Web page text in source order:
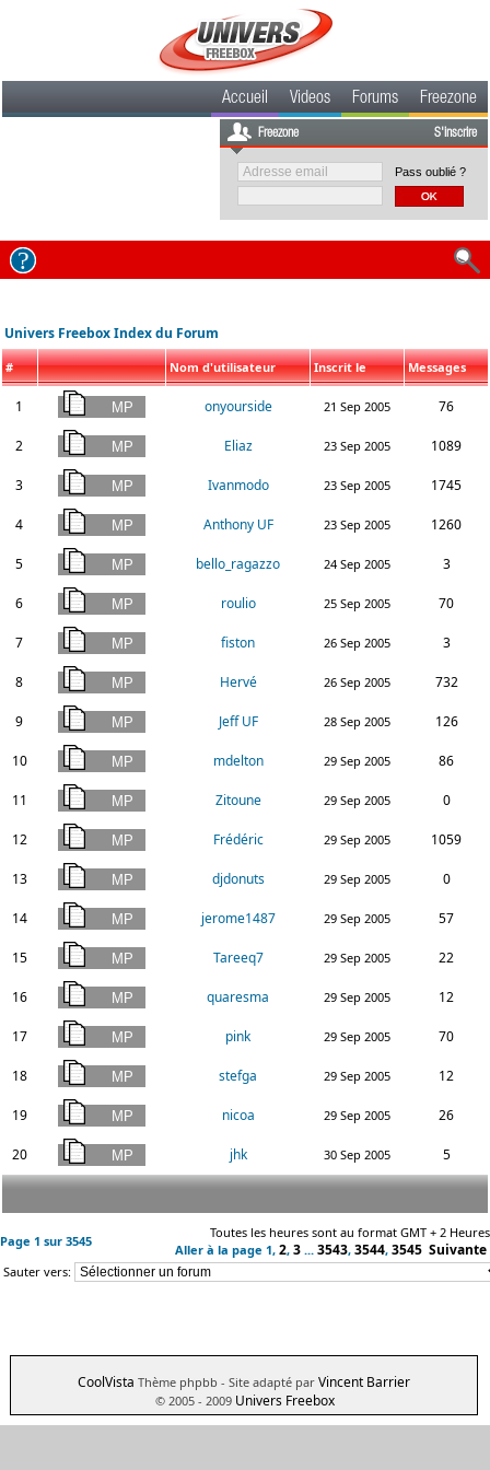
Accueil Videos Forums Freezone
Freezone S'inscrire
Pass oublié ?
Univers Freebox Index du Forum
# Nom d'utilisateur Inscrit le Messages
1 onyourside 21 Sep 2005 76
2 Eliaz 23 Sep 2005 1089
3 Ivanmodo 23 Sep 2005 1745
4 Anthony UF 23 Sep 2005 1260
5 bello_ragazzo 24 Sep 2005 3
6 roulio 25 Sep 2005 70
7 fiston 26 Sep 2005 3
8 Hervé 26 Sep 2005 732
9 Jeff UF 28 Sep 2005 126
10 mdelton 29 Sep 2005 86
11 Zitoune 29 Sep 2005 0
12 Frédéric 29 Sep 2005 1059
13 djdonuts 29 Sep 2005 0
14 jerome1487 29 Sep 2005 57
15 Tareeq7 29 Sep 2005 22
16 quaresma 29 Sep 2005 12
17 pink 29 Sep 2005 70
18 stefga 29 Sep 2005 12
19 nicoa 29 Sep 2005 26
20 jhk 30 Sep 2005 5
Page 1 sur 3545
Toutes les heures sont au format GMT + 2 Heures
Aller à la page 1, 2, 3 ... 3543, 3544, 3545 Suivante
Sauter vers:
CoolVista Thème phpbb - Site adapté par Vincent Barrier
© 2005 - 2009 Univers Freebox